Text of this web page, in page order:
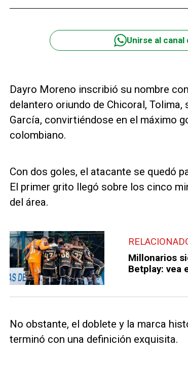
Unirse al canal
Dayro Moreno inscribió su nombre
delantero oriundo de Chicoral,
García, convirtiéndose en el máximo
colombiano.
Con dos goles, el atacante se quedó
El primer grito llegó sobre los cinco
del área.
Millonarios
Betplay: vea
No obstante, el doblete y la marca
terminó con una definición exquisita.